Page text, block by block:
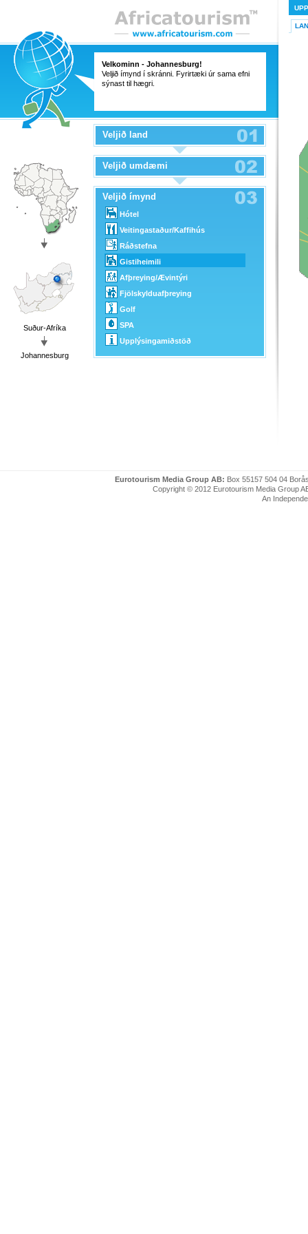
Velkominn - Johannesburg!
Veljið ímynd í skránni. Fyrirtæki úr sama efni
sýnast til hægri.
Suður-Afríka
Johannesburg
Veljið land
Veljið umdæmi
Veljið ímynd
Hótel
Veitingastaður/Kaffihús
Ráðstefna
Gistiheimili
Afþreying/Ævintýri
Fjölskylduafþreying
Golf
SPA
Upplýsingamiðstöð
Eurotourism Media Group AB: Box 55157 504 04
Copyright © 2012 Eurotourism Media Group
An